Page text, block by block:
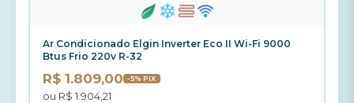
Ar Condicionado Elgin Inverter Eco II Wi-Fi 9000
Btus Frio 220v R-32
R$ 1.809,00 -5% PIX
ou R$ 1.904,21